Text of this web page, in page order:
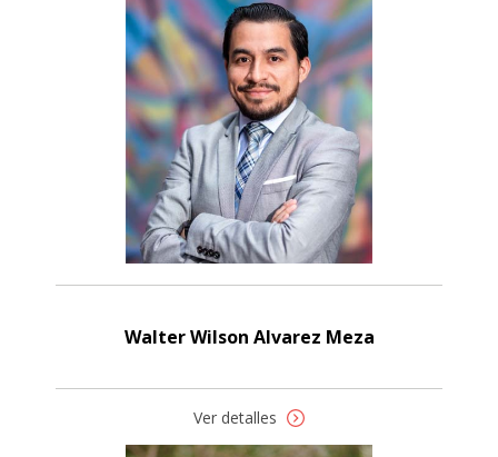
Walter Wilson Alvarez Meza
Ver detalles